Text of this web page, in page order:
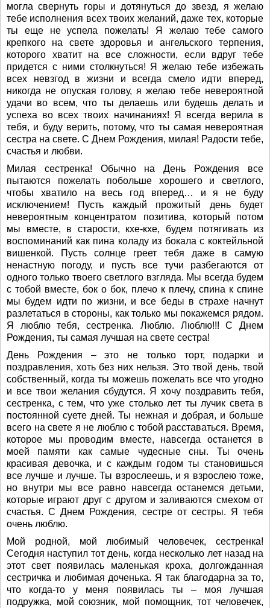
могла свернуть горы и дотянуться до звезд, я желаю
тебе исполнения всех твоих желаний, даже тех, которые
ты еще не успела пожелать! Я желаю тебе самого
крепкого на свете здоровья и ангельского терпения,
которого хватит на все сложности, если вдруг тебе
придется с ними столкнуться! Я желаю тебе избежать
всех невзгод в жизни и всегда смело идти вперед,
никогда не опуская голову, я желаю тебе невероятной
удачи во всем, что ты делаешь или будешь делать и
успеха во всех твоих начинаниях! Я всегда верила в
тебя, и буду верить, потому, что ты самая невероятная
сестра на свете. С Днем Рождения, милая! Радости тебе,
счастья и любви.
Милая сестренка! Обычно на День Рождения все
пытаются пожелать побольше хорошего и светлого,
чтобы хватило на весь год вперед… и я не буду
исключением! Пусть каждый прожитый день будет
невероятным концентратом позитива, который потом
мы вместе, в старости, кхе-кхе, будем потягивать из
воспоминаний как пина коладу из бокала с коктейльной
вишенкой. Пусть солнце греет тебя даже в самую
ненастную погоду, и пусть все тучи разбегаются от
одного только твоего светлого взгляда. Мы всегда будем
с тобой вместе, бок о бок, плечо к плечу, спина к спине
мы будем идти по жизни, и все беды в страхе начнут
разлетаться в стороны, как только мы покажемся рядом.
Я люблю тебя, сестренка. Люблю. Люблю!!! С Днем
Рождения, ты самая лучшая на свете сестра!
День Рождения – это не только торт, подарки и
поздравления, хоть без них нельзя. Это твой день, твой
собственный, когда ты можешь пожелать все что угодно
и все твои желания сбудутся. Я хочу поздравить тебя,
сестренка, с тем, что уже столько лет ты лучик света в
постоянной суете дней. Ты нежная и добрая, и больше
всего на свете я не люблю с тобой расставаться. Время,
которое мы проводим вместе, навсегда останется в
моей памяти как самые чудесные сны. Ты очень
красивая девочка, и с каждым годом ты становишься
все лучше и лучше. Ты взрослеешь, и я взрослею тоже,
но внутри мы все равно навсегда останемся детьми,
которые играют друг с другом и заливаются смехом от
счастья. С Днем Рождения, сестре от сестры. Я тебя
очень люблю.
Мой родной, мой любимый человечек, сестренка!
Сегодня наступил тот день, когда несколько лет назад на
этот свет появилась маленькая кроха, долгожданная
сестричка и любимая доченька. Я так благодарна за то,
что когда-то у меня появилась ты – моя лучшая
подружка, мой союзник, мой помощник, тот человечек,